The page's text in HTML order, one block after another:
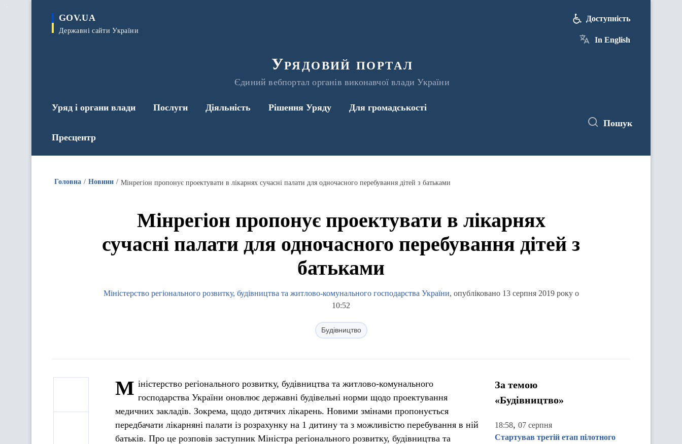
GOV.UA
Державні сайти України
Урядовий портал
Єдиний вебпортал органів виконавчої влади України
Доступність
In English
Уряд і органи влади Послуги Діяльність Рішення Уряду Для громадськості
Пресцентр
Пошук
Головна Новини Мінрегіон пропонує проектувати в лікарнях сучасні палати для одночасного перебування дітей з батьками
Мінрегіон пропонує проектувати в лікарнях
сучасні палати для одночасного перебування дітей з
батьками
Міністерство регіонального розвитку, будівництва та житлово-комунального господарства України, опубліковано 13 серпня 2019 року о
10:52
Будівництво
М іністерство регіонального розвитку, будівництва та житлово-комунального
господарства України оновлює державні будівельні норми щодо проектування
медичних закладів. Зокрема, щодо дитячих лікарень. Новими змінами пропонується
передбачати лікарняні палати із розрахунку на 1 дитину та з можливістю перебування в ній
батьків. Про це розповів заступник Міністра регіонального розвитку, будівництва та
За темою
«Будівництво»
18:58, 07 серпня
Стартував третій етап пілотного